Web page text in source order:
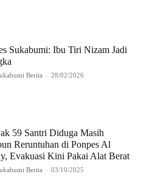
Sukabumi: Ibu Tiri Nizam Jadi
Berita - 28/02/2026
59 Santri Diduga Masih
Reruntuhan di Ponpes Al
Evakuasi Kini Pakai Alat Berat
Berita - 03/10/2025